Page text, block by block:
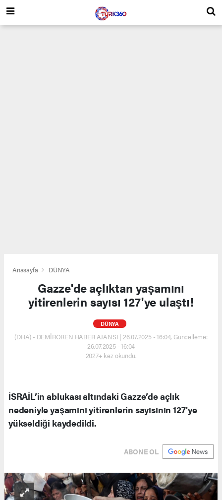
Anasayfa DÜNYA
Gazze'de açlıktan yaşamını
yitirenlerin sayısı 127'ye ulaştı!
DÜNYA
(DHA) - DEMİRÖREN HABER AJANSI | 26.07.2025 - 16:04, Güncelleme:
26.07.2025 - 16:04
2027+ kez okundu.
İSRAİL’in ablukası altındaki Gazze’de açlık
nedeniyle yaşamını yitirenlerin sayısının 127'ye
yükseldiği kaydedildi.
ABONE OL